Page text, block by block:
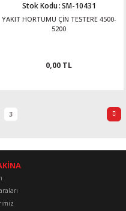
Stok Kodu:SM-10431
YAKIT HORTUMU ÇİN TESTERE 4500-
5200
0,00 TL
3